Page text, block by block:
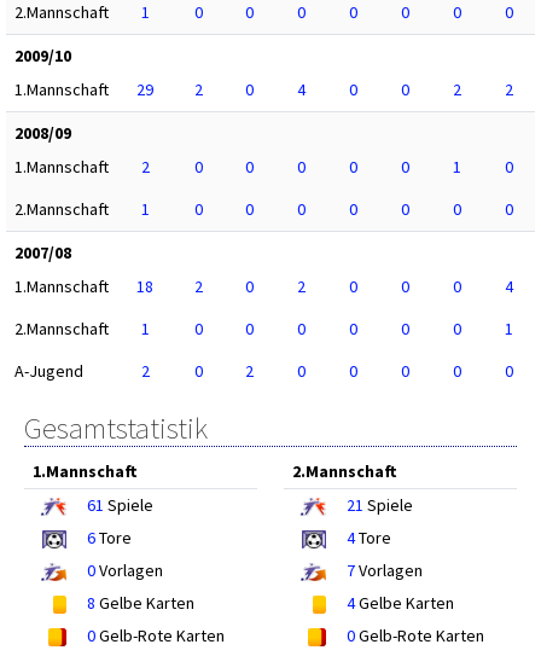
2.Mannschaft
1 0 0 0 0 0 0
0
2009/10
1.Mannschaft
29 2 0 4 0 0 2
2
2008/09
1.Mannschaft
2 0 0 0 0 0 1
0
2.Mannschaft
1 0 0 0 0 0 0
0
2007/08
1.Mannschaft
18 2 0 2 0 0 0
4
2.Mannschaft
1 0 0 0 0 0 0
1
A-Jugend
2 0 2 0 0 0 0 0
Gesamtstatistik
1.Mannschaft
61 Spiele
6Tore
0Vorlagen
8 Gelbe Karten
0Gelb-Rote Karten
2.Mannschaft
21 Spiele
4Tore
7Vorlagen
4Gelbe Karten
0Gelb-Rote Karten